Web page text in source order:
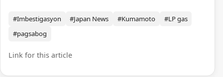
#Imbestigasyon #Japan News #Kumamoto
#LP gas
#pagsabog
Link for this article